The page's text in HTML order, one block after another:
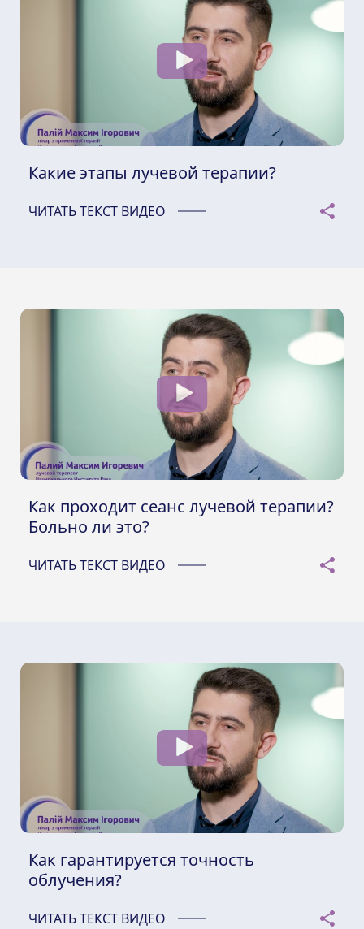
Какие этапы лучевой терапии?
ЧИТАТЬ ТЕКСТ ВИДЕО
Как проходит сеанс лучевой терапии?
Больно ли это?
ЧИТАТЬ ТЕКСТ ВИДЕО
Как гарантируется точность
облучения?
ЧИТАТЬ ТЕКСТ ВИДЕО